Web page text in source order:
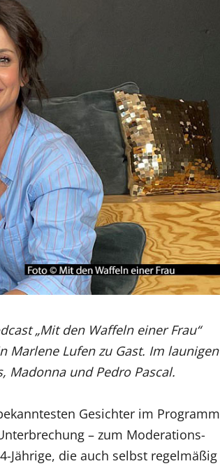
„Mit den Waffeln einer Frau“
Marlene Lufen zu Gast. Im launigen
Madonna und Pedro Pascal.
Gesichter im Programm
– zum Moderations-
Jährige, die auch selbst regelmäßig